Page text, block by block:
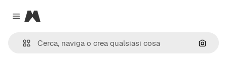
Close menu
Magnific
Cerca